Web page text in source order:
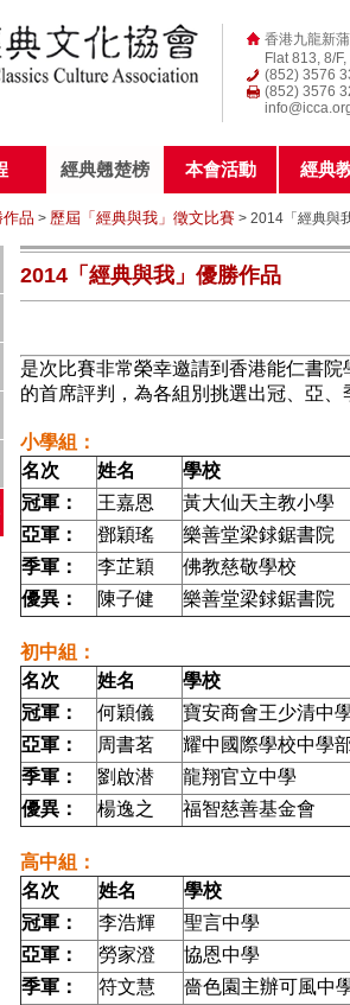
香港九龍新
Flat 813, 8/
(852) 3576
(852) 3576
經典翹楚榜 本會活動 經典
品 > 歷屆「經典與我」徵文比賽 > 2014「經典與
2014「經典與我」優勝作品
是次比賽非常榮幸邀請到香港能仁書
的首席評判，為各組別挑選出冠、亞
小學組：
名次
姓名
學校
冠軍：
王嘉恩
黃大仙天主教小學
亞軍：
鄧穎瑤
樂善堂梁銶鋸書院
季軍：
李芷穎
佛教慈敬學校
優異：
陳子健 樂善堂梁銶鋸書院
初中組：
名次
姓名
學校
冠軍：
何穎儀
寶安商會王少清中
亞軍：
周書茗
耀中國際學校中學
季軍：
劉啟潜
龍翔官立中學
優異：
楊逸之 福智慈善基金會
高中組：
名次
姓名
學校
冠軍：
李浩輝
聖言中學
亞軍：
勞家澄
協恩中學
季軍：
符文慧
嗇色園主辦可風中